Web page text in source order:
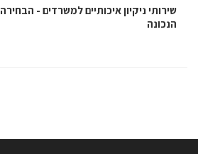
שירותי ניקיון איכותיים למשרדים - הבחירה
הנכונה